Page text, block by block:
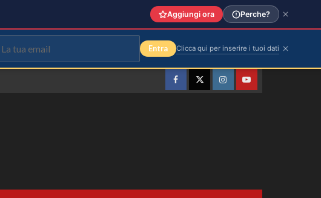
FacebookTwitterInstagramYouTube
Aggiungi ora Perche?
Entra Clicca qui per inserire i tuoi dati